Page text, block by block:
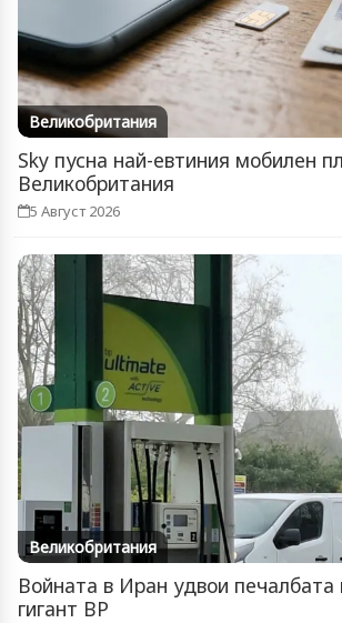
Великобритания
Sky пусна най-евтиния мобилен
Великобритания
5 Август 2026
Великобритания
Войната в Иран удвои печалбата
гигант BP